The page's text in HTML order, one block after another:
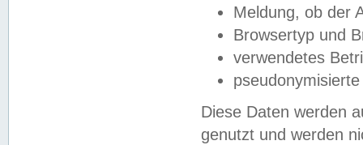
Meldung, ob der
Browsertyp und
verwendetes
Diese Daten werden
genutzt und werden